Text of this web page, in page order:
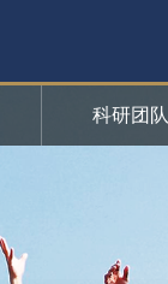
科研团队